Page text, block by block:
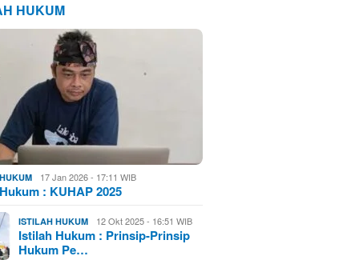
HUKUM
17 Jan 2026 - 17:11 WIB
: KUHAP 2025
ISTILAH HUKUM 12 Okt 2025 - 16:51 WIB
Istilah Hukum : Prinsip-Prinsip
Hukum Pe…